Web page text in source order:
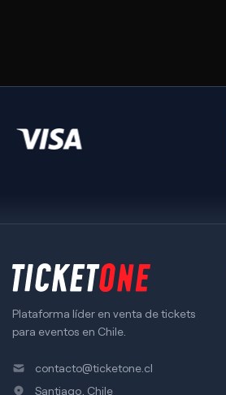
Plataforma líder en venta de tickets
para eventos en Chile.
contacto@ticketone.cl
Santiago, Chile